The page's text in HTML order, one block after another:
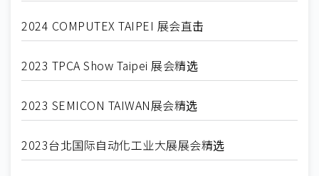
2024 COMPUTEX TAIPEI 展会直击
2023 TPCA Show Taipei 展会精选
2023 SEMICON TAIWAN展会精选
2023台北国际自动化工业大展展会精选